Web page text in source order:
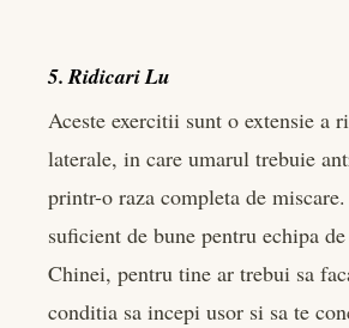
5. Ridicari Lu
Aceste exercitii sunt o extensie a
laterale, in care umarul trebuie
printr-o raza completa de
suficient de bune pentru echipa de
Chinei, pentru tine ar trebui sa
conditia sa incepi usor si sa te